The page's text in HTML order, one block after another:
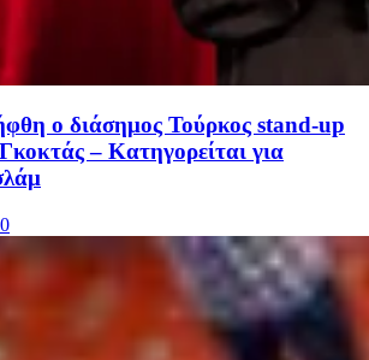
ο διάσημος Τούρκος stand-up
– Κατηγορείται για